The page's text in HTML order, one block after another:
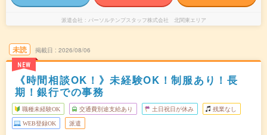
派遣会社 パーソルテンプスタッフ株式会社 北関東エリア
未読
NEW
掲載日 2026/08/06
《時間相談OK！》未経験OK！制服あり！長
期！銀行での事務
職種未経験OK 交通費別途支給あり 土日祝日が休み 残業なし
WEB登録OK 派遣